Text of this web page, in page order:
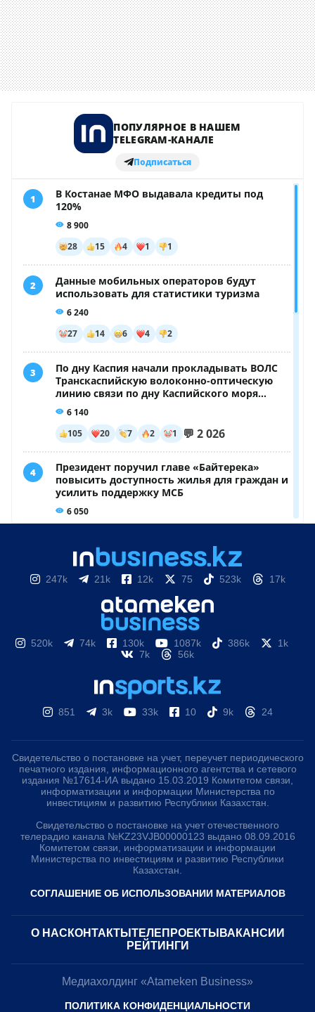
247k 21k 12k 75 523k 17k
520k 74k 130k 1087k 386k
1k
7k
56k
851 3k 33k 10 9k 24
Свидетельство о постановке на учет, переучет периодического
печатного издания, информационного агентства и сетевого
издания №17614-ИА выдано 15.03.2019 Комитетом связи,
информатизации и информации Министерства по
инвестициям и развитию Республики Казахстан.
Свидетельство о постановке на учет отечественного
телерадио канала №KZ23VJB00000123 выдано 08.09.2016
Комитетом связи, информатизации и информации
Министерства по инвестициям и развитию Республики
Казахстан.
СОГЛАШЕНИЕ ОБ ИСПОЛЬЗОВАНИИ МАТЕРИАЛОВ
О НАС КОНТАКТЫ ТЕЛЕПРОЕКТЫ ВАКАНСИИ
РЕЙТИНГИ
Медиахолдинг «Atameken Business»
ПОЛИТИКА КОНФИДЕНЦИАЛЬНОСТИ